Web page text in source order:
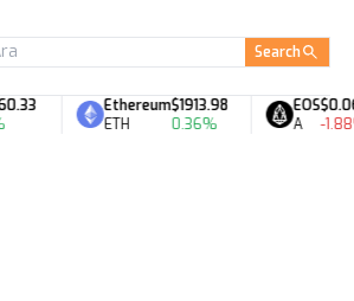
Search
Ethereum
ETH
$1913.98
0.36%
EOS$0.06
-1.88%